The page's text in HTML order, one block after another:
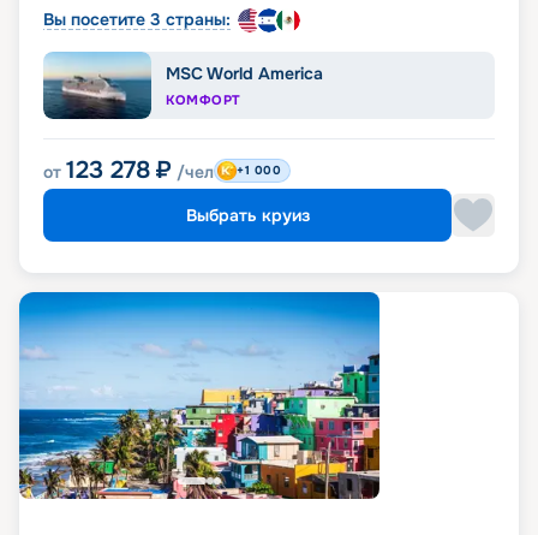
Вы посетите 3 страны:
MSC World America
КОМФОРТ
от 123 278 ₽ /чел +1 000
Выбрать круиз